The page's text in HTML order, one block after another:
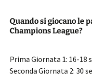
Quando si giocano le
Champions League?
Prima Giornata 1: 16-18
Seconda Giornata 2: 30